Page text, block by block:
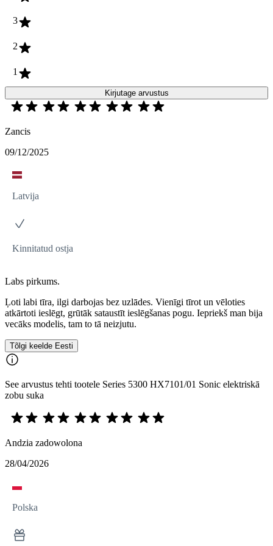
3
2
1
Kirjutage arvustus
Zancis
09/12/2025
Latvija
Kinnitatud ostja
Labs pirkums.
Ļoti labi tīra, ilgi darbojas bez uzlādes. Vienīgi tīrot un vēloties
atkārtoti ieslēgt, grūtāk sataustīt ieslēgšanas pogu. Iepriekš man bija
vecāks modelis, tam to tā neizjutu.
Tõlgi keelde Eesti
See arvustus tehti tootele Series 5300 HX7101/01 Sonic elektriskā
zobu suka
Andzia zadowolona
28/04/2026
Polska